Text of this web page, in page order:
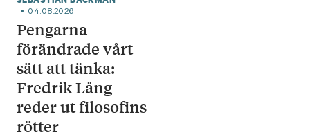
04.08.2026
Pengarna
förändrade vårt
sätt att tänka:
Fredrik Lång
reder ut filosofins
rötter